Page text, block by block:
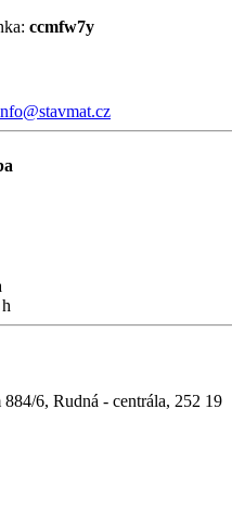
ccmfw7y
6, Rudná - centrála, 252 19